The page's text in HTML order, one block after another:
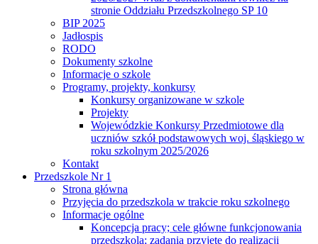
stronie Oddziału Przedszkolnego SP 10
BIP 2025
Jadłospis
RODO
Dokumenty szkolne
Informacje o szkole
Programy, projekty, konkursy
Konkursy organizowane w szkole
Projekty
Wojewódzkie Konkursy Przedmiotowe dla
uczniów szkół podstawowych woj. śląskiego w
roku szkolnym 2025/2026
Kontakt
Przedszkole Nr 1
Strona główna
Przyjęcia do przedszkola w trakcie roku szkolnego
Informacje ogólne
Koncepcja pracy; cele główne funkcjonowania
przedszkola; zadania przyjęte do realizacji